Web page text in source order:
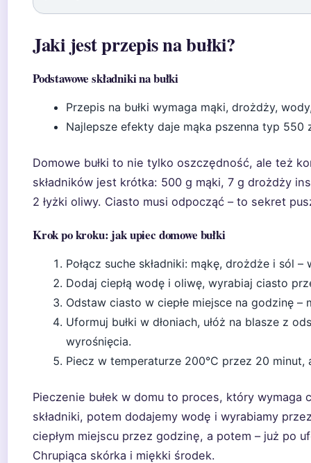
Jaki jest przepis na bułki?
Podstawowe składniki na bułki
Przepis na bułki wymaga mąki, drożdży,
Najlepsze efekty daje mąka pszenna typ 550
Domowe bułki to nie tylko oszczędność, ale też
składników jest krótka: 500 g mąki, 7 g drożdży
2 łyżki oliwy. Ciasto musi odpocząć – to sekret
Krok po kroku: jak upiec domowe bułki
Połącz suche składniki: mąkę, drożdże i sól
Dodaj ciepłą wodę i oliwę, wyrabiaj ciasto
Odstaw ciasto w ciepłe miejsce na godzinę
Uformuj bułki w dłoniach, ułóż na blasze z
wyrośnięcia.
Piecz w temperaturze 200°C przez 20 minut,
Pieczenie bułek w domu to proces, który wymaga
składniki, potem dodajemy wodę i wyrabiamy
ciepłym miejscu przez godzinę, a potem – już po
Chrupiąca skórka i miękki środek.